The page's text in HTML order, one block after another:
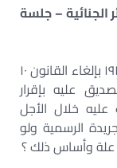
الدوائر الجنائية – جلسة
الموجز : نعي الطاعنين بإصدار قانون عام ١٩٢٨ بإلغاء القانون ١٠
عليه بإقرار
خلال الأجل
الرسمية ولو
علة وأساس ذلك ؟